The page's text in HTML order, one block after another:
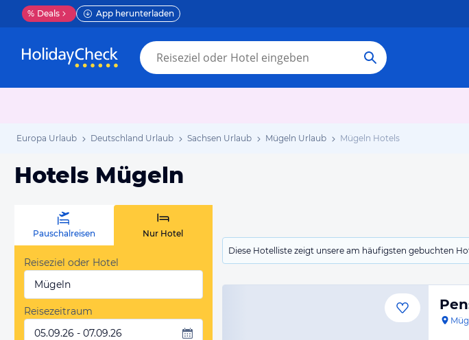
% Deals App herunterladen
Europa Urlaub Deutschland Urlaub Sachsen Urlaub Mügeln Urlaub Mügeln Hotels
Hotels Mügeln
Diese Hotelliste zeigt unsere am häufigsten gebuchten
Pauschalreisen Nur Hotel
Reiseziel oder Hotel
Mügeln
Reisezeitraum
05.09.26 - 07.09.26